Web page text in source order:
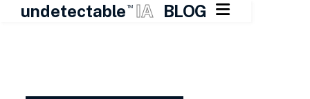
undetectable TM IA BLOG 